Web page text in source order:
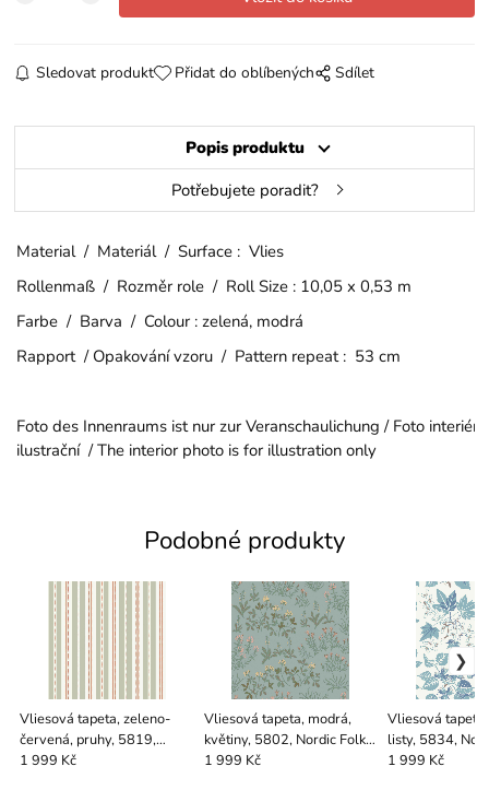
Sledovat produkt Přidat do oblíbených Sdílet
Popis produktu
Potřebujete poradit?
Material / Materiál / Surface : Vlies
Rollenmaß / Rozměr role / Roll Size : 10,05 x 0,53 m
Farbe / Barva / Colour : zelená, modrá
Rapport / Opakování vzoru / Pattern repeat : 53 cm
Foto des Innenraums ist nur zur Veranschaulichung / Foto
ilustrační / The interior photo is for illustration only
Podobné produkty
Vliesová tapeta, zeleno-
červená, pruhy, 5819,
Nordic Folk, Borastapeter
1 999 Kč
Vliesová tapeta, modrá,
květiny, 5802, Nordic Folk,
Borastapeter
1 999 Kč
Vliesová
listy, 5834,
Borastapeter
1 999 Kč